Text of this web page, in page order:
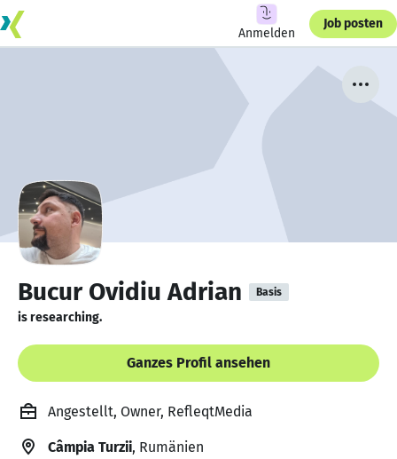
Anmelden
Job posten
Bucur Ovidiu Adrian Basis
is researching.
Ganzes Profil ansehen
Angestellt, Owner, RefleqtMedia
Câmpia Turzii, Rumänien